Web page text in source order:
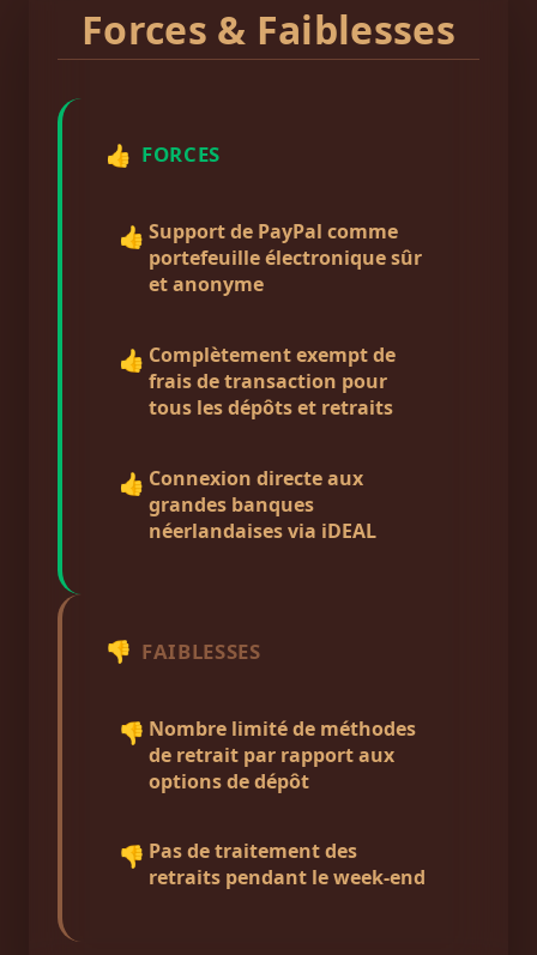
Forces & Faiblesses
👍 FORCES
👍 Support de PayPal comme
portefeuille électronique sûr
et anonyme
👍 Complètement exempt de
frais de transaction pour
tous les dépôts et retraits
👍 Connexion directe aux
grandes banques
néerlandaises via iDEAL
👎 FAIBLESSES
👎 Nombre limité de méthodes
de retrait par rapport aux
options de dépôt
👎 Pas de traitement des
retraits pendant le week-end